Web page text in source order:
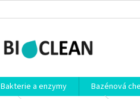
Bakterie a enzymy Bazénová